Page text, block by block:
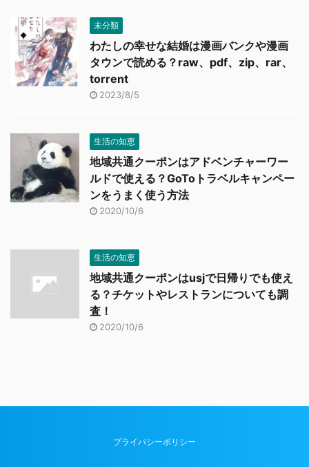
未分類
わたしの幸せな結婚は漫画バンクや漫画
タウンで読める？raw、pdf、zip、rar、
torrent
2023/8/5
生活の知恵
地域共通クーポンはアドベンチャーワー
ルドで使える？GoToトラベルキャンペー
ンをうまく使う方法
2020/10/6
生活の知恵
地域共通クーポンはusjで日帰りでも使え
る？チケットやレストランについても調
査！
2020/10/6
プライバシーポリシー